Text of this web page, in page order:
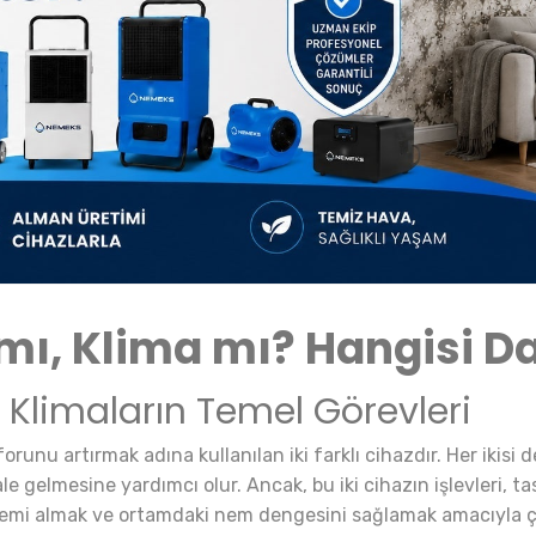
Klima mı? Hangisi
Temel Görevleri
artırmak adına kullanılan iki farklı cihazdır. Her
gelmesine yardımcı olur. Ancak, bu iki cihazın işlevleri,
almak ve ortamdaki nem dengesini sağlamak amacıyla